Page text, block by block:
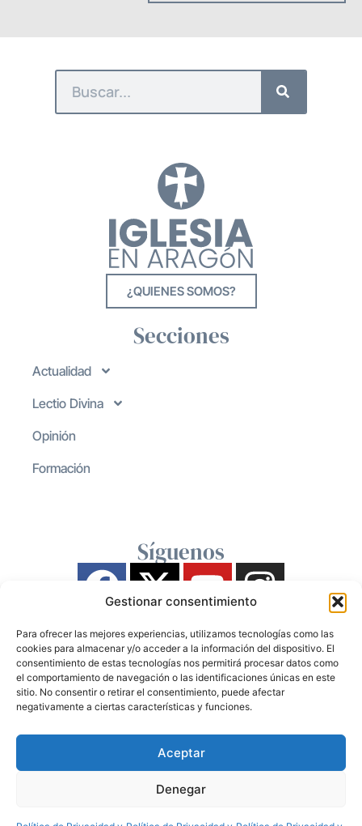
Gestionar consentimiento
Para ofrecer las mejores experiencias, utilizamos tecnologías como las
cookies para almacenar y/o acceder a la información del dispositivo. El
consentimiento de estas tecnologías nos permitirá procesar datos como
el comportamiento de navegación o las identificaciones únicas en este
sitio. No consentir o retirar el consentimiento, puede afectar
negativamente a ciertas características y funciones.
Aceptar
Denegar
¿QUIENES SOMOS?
Secciones
Actualidad
Lectio Divina
Opinión
Formación
Síguenos